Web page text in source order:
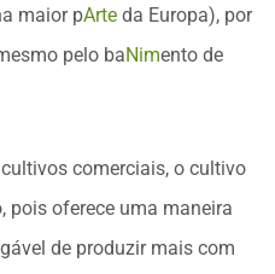
maior pArte da Europa), por
pelo baNimento de
comerciais, o cultivo
pois oferece uma maneira
de produzir mais com